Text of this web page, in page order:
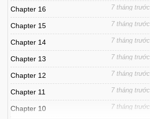
Chapter 16 7 tháng trước
Chapter 15 7 tháng trước
Chapter 14 7 tháng trước
Chapter 13 7 tháng trước
Chapter 12 7 tháng trước
Chapter 11 7 tháng trước
Chapter 10 7 tháng trước